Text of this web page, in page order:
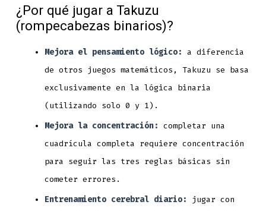
¿Por qué jugar a Takuzu
(rompecabezas binarios)?
Mejora el pensamiento lógico: a diferencia
de otros juegos matemáticos, Takuzu se basa
exclusivamente en la lógica binaria
(utilizando solo 0 y 1).
Mejora la concentración: completar una
cuadrícula completa requiere concentración
para seguir las tres reglas básicas sin
cometer errores.
Entrenamiento cerebral diario:
jugar con